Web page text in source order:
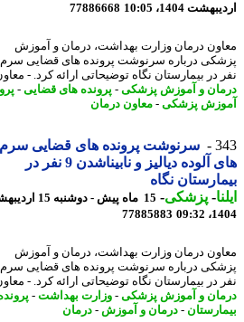
1404، 10:05
77886668
درمان وزارت بهداشت، درمان و آموزش
در بیمارستان نگاه توضیحاتی ارائه کرد. - معاون
و آموزش پزشکی-پرونده های قضایی-پرونده
پزشکی-معاون درمان
سرنوشت پرونده های قضایی سرم
های آلوده دیالیز و نابیناشدن 9 نفر در
نگاه
-پزشکی-
15 ماه پیش - دوشنبه 15 اردیبهشت
77885883
درمان وزارت بهداشت، درمان و آموزش
در بیمارستان نگاه توضیحاتی ارائه کرد. - معاون
و آموزش پزشکی-وزارت بهداشت -پرونده
-درمان و آموزش-درمان